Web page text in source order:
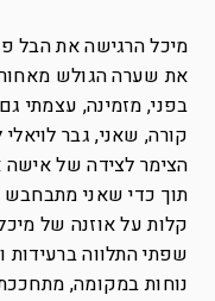
מיכל הרגישה את הבל
את שערה הגולש
בפני, מזמינה, עצמתי
קורה, שאני, גבר
הצימר לצידה של אישה
תוך כדי שאני
קלות על אוזנה של
שפתי התלווה ברעידות
נוחות במקומה,